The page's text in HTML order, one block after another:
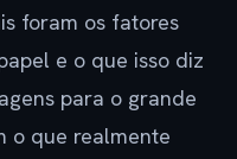
foram os fatores
e o que isso diz
para o grande
o que realmente